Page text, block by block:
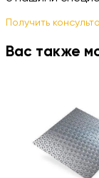
Получить
Вас также